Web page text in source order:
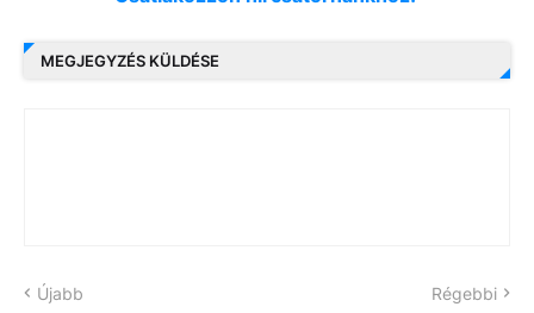
MEGJEGYZÉS KÜLDÉSE
Újabb Régebbi